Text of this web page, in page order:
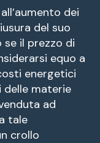
dei
del suo
se il prezzo di
equo a
energetici
delle materie
ad
tale
crollo